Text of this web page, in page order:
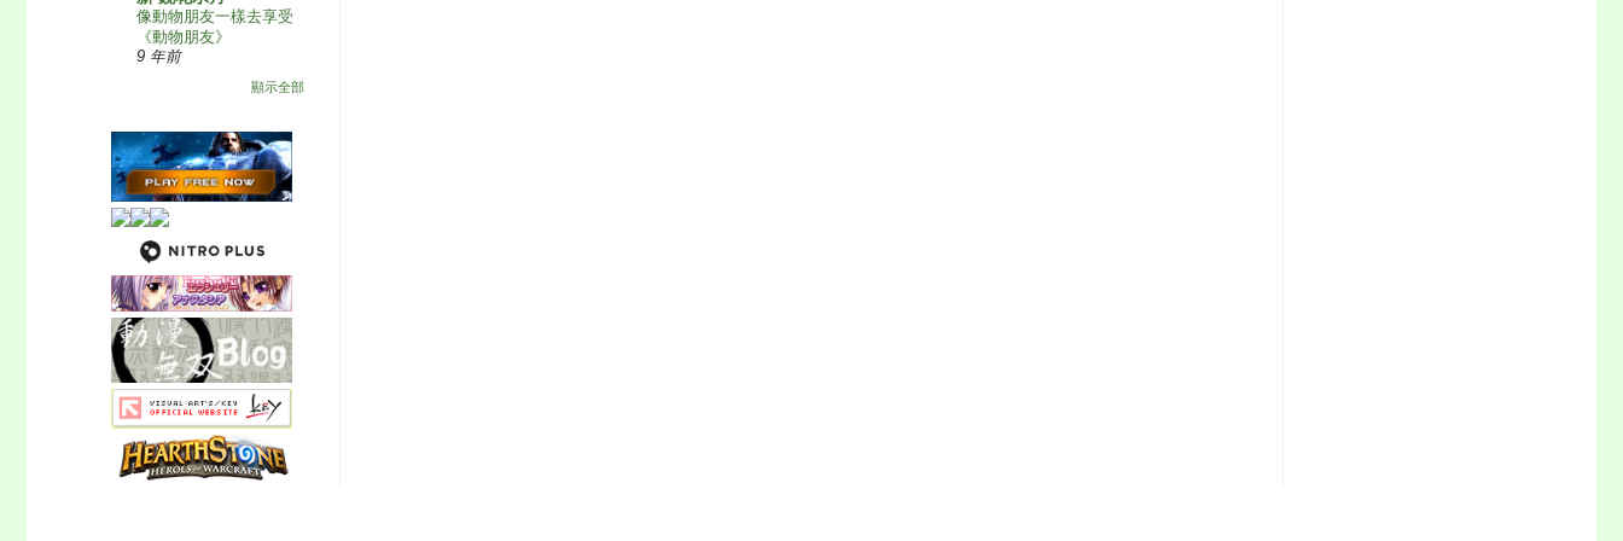
像動物朋友一樣去享受
《動物朋友》
9 年前
顯示全部